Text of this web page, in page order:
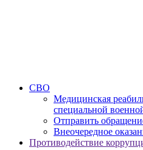
СВО
Медицинская
специальной
Отправить
Внеочередное
Противодействие